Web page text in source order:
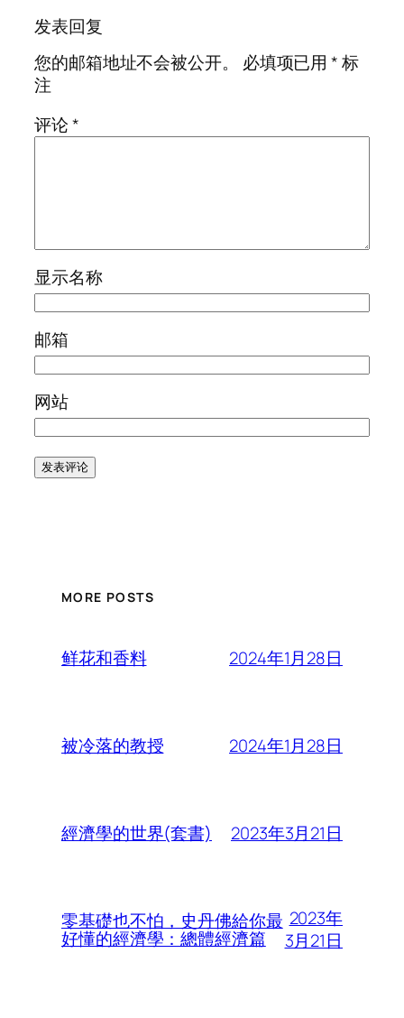
发表回复
您的邮箱地址不会被公开。
必填项已用*标
注
评论*
显示名称
邮箱
网站
MORE POSTS
鲜花和香料 2024年1月28日
被冷落的教授 2024年1月28日
經濟學的世界(套書) 2023年3月21日
零基礎也不怕，史丹佛給你最
好懂的經濟學：總體經濟篇
2023年
3月21日